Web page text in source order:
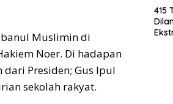
Muslimin di
Noer. Di hadapan
Presiden; Gus Ipul
sekolah rakyat.
415